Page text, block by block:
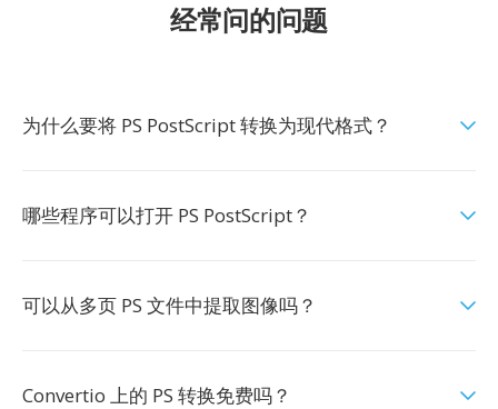
经常问的问题
为什么要将 PS PostScript 转换为现代格式？
哪些程序可以打开 PS PostScript？
可以从多页 PS 文件中提取图像吗？
Convertio 上的 PS 转换免费吗？